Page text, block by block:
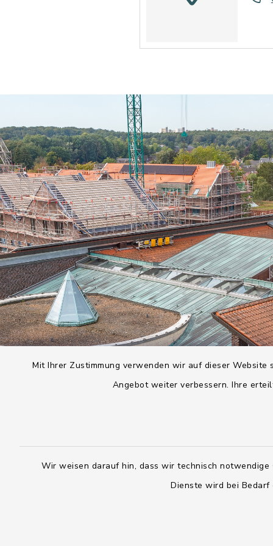
Mit Ihrer Zustimmung verwenden wir auf dieser
Angebot weiter verbessern. Ihre
Wir weisen darauf hin, dass wir technisch
Dienste wird bei